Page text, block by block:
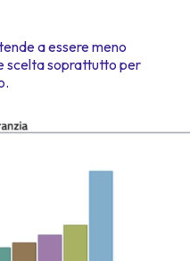
a essere meno
scelta soprattutto per